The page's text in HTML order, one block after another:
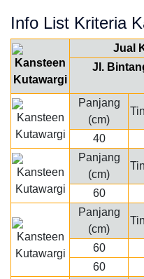
Info List Kriteria
Jual
Jl.
Panjang
(cm)
40
Panjang
(cm)
60
Panjang
(cm)
60
60